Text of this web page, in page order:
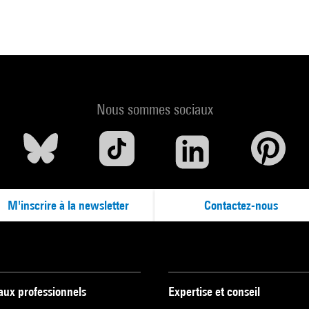
Nous sommes sociaux
M'inscrire à la newsletter Contactez-nous
professionnels Expertise et conseil